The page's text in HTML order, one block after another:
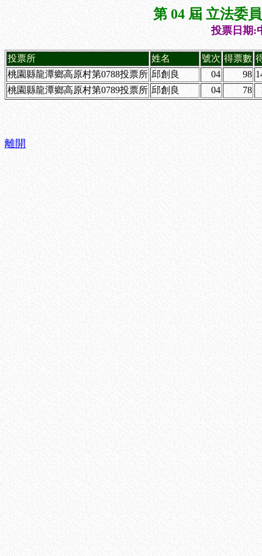
第 04 屆 立法委
投票日期:
投票所 姓名 號次 得票數
桃園縣龍潭鄉高原村第0788投票所 邱創良 04 98
桃園縣龍潭鄉高原村第0789投票所 邱創良 04 78
離開